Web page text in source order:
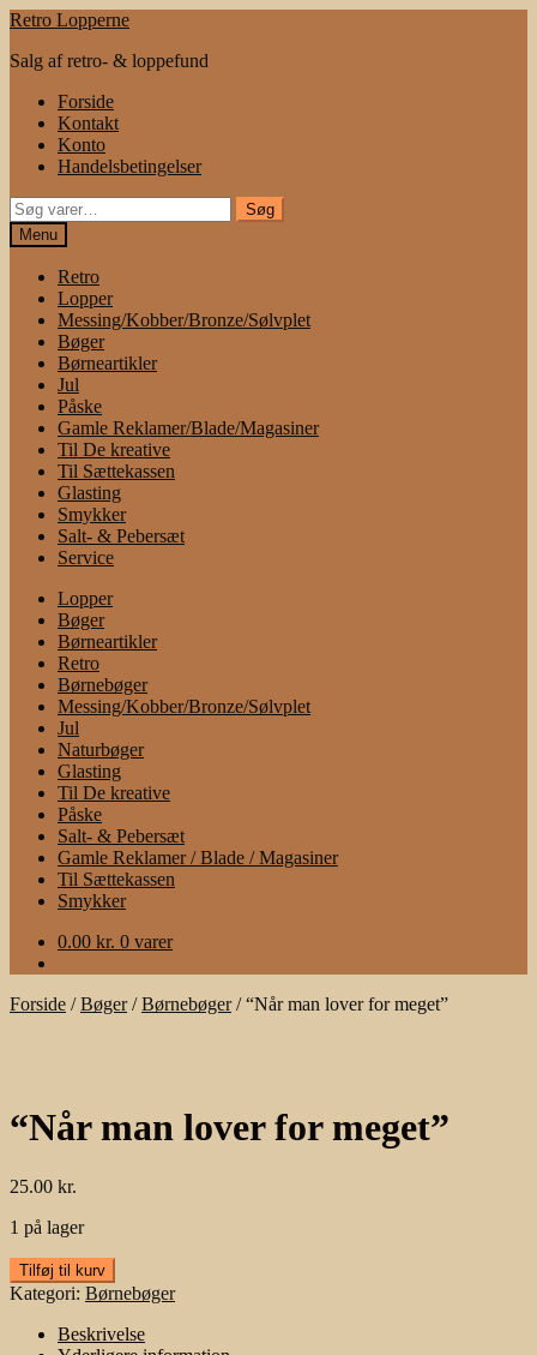
Spring
navigation
Spring
indhold
Retro Lopperne
Salg af retro- & loppefund
Forside
Kontakt
Konto
Handelsbetingelser
Søg
efter:
Søg
Menu
Retro
Lopper
Messing/Kobber/Bronze/Sølvplet
Bøger
Børneartikler
Jul
Påske
Gamle Reklamer/Blade/Magasiner
Til De kreative
Til Sættekassen
Glasting
Smykker
Salt- & Pebersæt
Service
Lopper
Bøger
Børneartikler
Retro
Børnebøger
Messing/Kobber/Bronze/Sølvplet
Jul
Naturbøger
Glasting
Til De kreative
Påske
Salt- & Pebersæt
Gamle Reklamer / Blade / Magasiner
Til Sættekassen
Smykker
0.00 kr. 0 varer
Forside /Bøger/Børnebøger/“Når man lover for meget”
“Når man lover for meget”
25.00 kr.
1 på lager
"Når
man
Tilføj til kurv
Kategori: Børnebøger
Beskrivelse